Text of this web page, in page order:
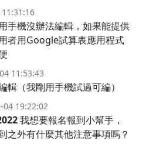
手機沒辦法編輯，如果能提供
者用Google試算表應用程式
11:53:43
輯（我剛用手機試過可編）
04 19:22:02
我想要報名報到小幫手，
之外有什麼其他注意事項嗎？